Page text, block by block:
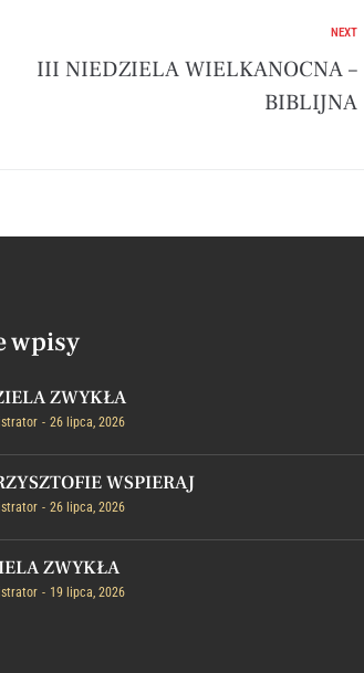
NEXT
III NIEDZIELA WIELKANOCNA –
BIBLIJNA
wpisy
ZWYKŁA
26 lipca, 2026
WSPIERAJ
26 lipca, 2026
ZWYKŁA
19 lipca, 2026